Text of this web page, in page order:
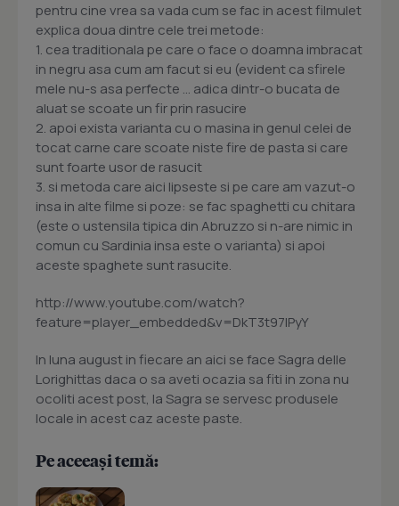
pentru cine vrea sa vada cum se fac in acest filmulet
explica doua dintre cele trei metode:
1. cea traditionala pe care o face o doamna imbracat
in negru asa cum am facut si eu (evident ca sfirele
mele nu-s asa perfecte ... adica dintr-o bucata de
aluat se scoate un fir prin rasucire
2. apoi exista varianta cu o masina in genul celei de
tocat carne care scoate niste fire de pasta si care
sunt foarte usor de rasucit
3. si metoda care aici lipseste si pe care am vazut-o
insa in alte filme si poze: se fac spaghetti cu chitara
(este o ustensila tipica din Abruzzo si n-are nimic in
comun cu Sardinia insa este o varianta) si apoi
aceste spaghete sunt rasucite.
http://www.youtube.com/watch?
feature=player_embedded&v=DkT3t97lPyY
In luna august in fiecare an aici se face Sagra delle
Lorighittas daca o sa aveti ocazia sa fiti in zona nu
ocoliti acest post, la Sagra se servesc produsele
locale in acest caz aceste paste.
Pe aceeași temă: